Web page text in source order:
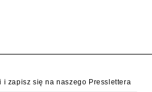
i zapisz się na naszego Presslettera